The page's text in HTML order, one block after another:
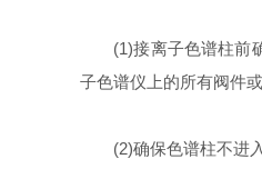
(1)接离子色谱柱前确
子色谱仪上的所有阀件
(2)确保色谱柱不进入